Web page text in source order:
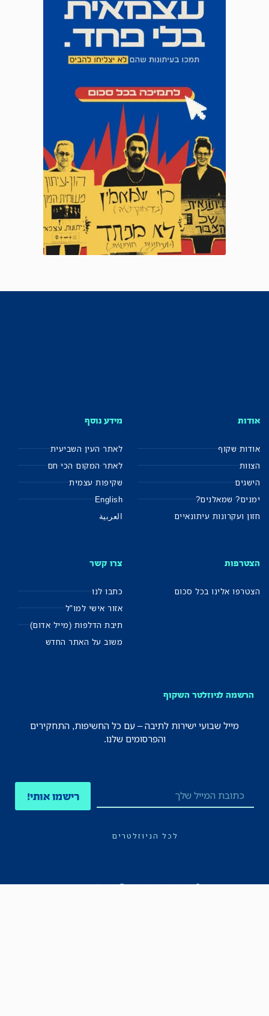
אודות
אודות שקוף
הצוות
הישגים
ימנים? שמאלנים?
חזון ועקרונות עיתונאיים
מידע נוסף
לאתר העין השביעית
לאתר המקום הכי חם
שקיפות עצמית
English
العربية
הצטרפות
הצטרפו אלינו בכל סכום
צרו קשר
כתבו לנו
אזור אישי למו"ל
תיבת הדלפות (מייל אדום)
משוב על האתר החדש
הרשמה לניוזלטר השקוף
מייל שבועי ישירות לתיבה – עם כל החשיפות, התחקירים
והפרסומים שלנו.
רישמו אותי!
לכל הניוזלטרים